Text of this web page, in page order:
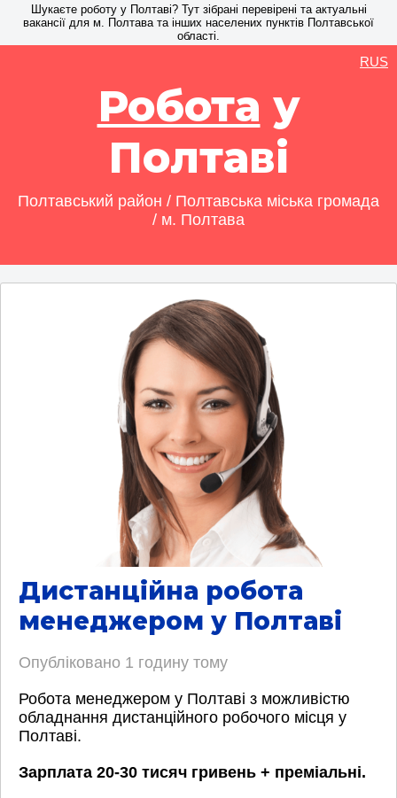
Шукаєте роботу у Полтаві? Тут зібрані перевірені та актуальні
вакансії для м. Полтава та інших населених пунктів Полтавської
області.
Робота у
Полтаві
Полтавський район / Полтавська міська громада
/ м. Полтава
RUS
Дистанційна робота
менеджером у Полтаві
Опубліковано 1 годину тому
Робота менеджером у Полтаві з можливістю
обладнання дистанційного робочого місця у
Полтаві.
Зарплата 20-30 тисяч гривень + преміальні.